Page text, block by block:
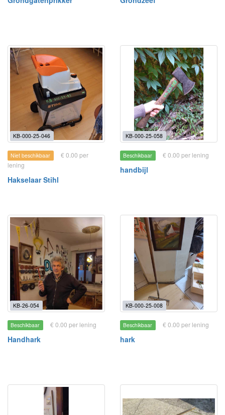
KB-000-25-046
Niet beschikbaar
€ 0.00 per
lening
Hakselaar Stihl
KB-000-25-058
Beschikbaar € 0.00 per lening
handbijl
KB-26-054
Beschikbaar € 0.00 per lening
Handhark
KB-000-25-008
Beschikbaar € 0.00 per lening
hark